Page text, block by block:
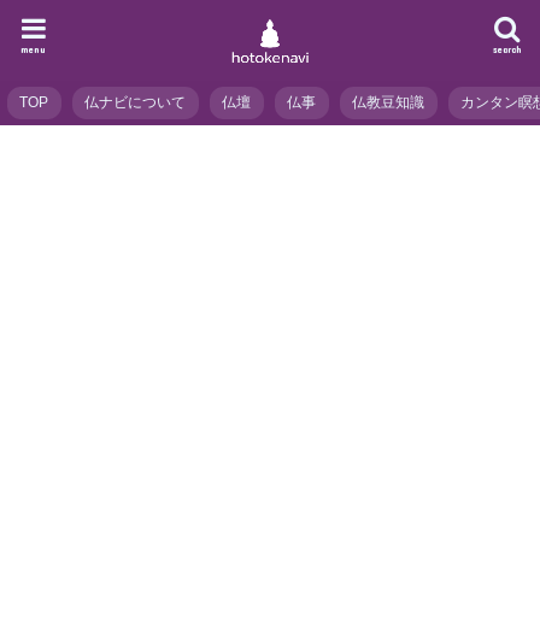
search
menu
TOP 仏ナビについて 仏壇 仏事 仏教豆知識 カンタン瞑